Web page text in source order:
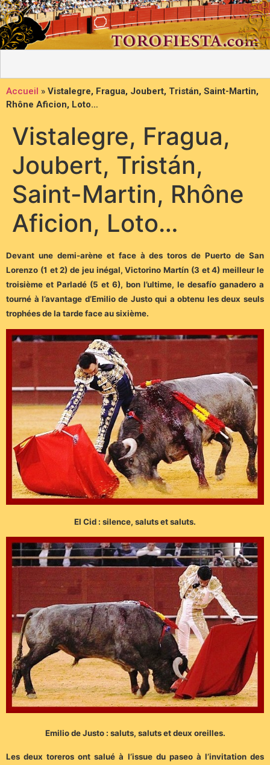
Accueil » Vistalegre, Fragua, Joubert, Tristán, Saint-Martin,
Rhône Aficion, Loto…
Vistalegre, Fragua,
Joubert, Tristán,
Saint-Martin, Rhône
Aficion, Loto…
Devant une demi-arène et face à des toros de Puerto de San
Lorenzo (1 et 2) de jeu inégal, Victorino Martín (3 et 4) meilleur le
troisième et Parladé (5 et 6), bon l’ultime, le desafío ganadero a
tourné à l’avantage d’Emilio de Justo qui a obtenu les deux seuls
trophées de la tarde face au sixième.
El Cid : silence, saluts et saluts.
Emilio de Justo : saluts, saluts et deux oreilles.
Les deux toreros ont salué à l’issue du paseo à l’invitation des